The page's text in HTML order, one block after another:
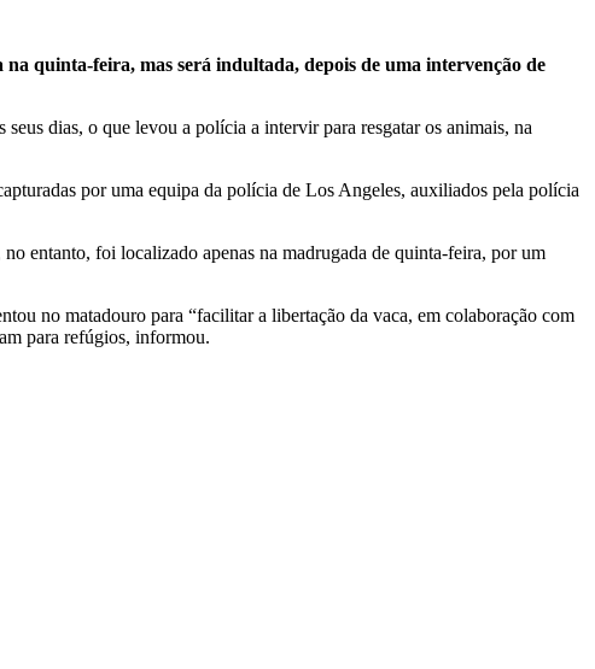
quinta-feira, mas será indultada, depois de uma intervenção de
dias, o que levou a polícia a intervir para resgatar os animais, na
por uma equipa da polícia de Los Angeles, auxiliados pela polícia
entanto, foi localizado apenas na madrugada de quinta-feira, por um
no matadouro para “facilitar a libertação da vaca, em colaboração com
para refúgios, informou.